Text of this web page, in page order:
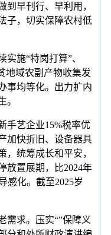
到早刊行、早利用，
子，切实保障农村低
施“特岗打算”、
地域农副产物收集发
事均等化。出力扩内
。
艺企业15%税率优
加快折旧、设备器具
，统筹成长和平安，
放置展期，比2024年
感化。截至2025岁
求。压实“”保障义